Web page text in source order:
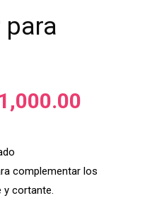
para
es:
complementar los
cortante.